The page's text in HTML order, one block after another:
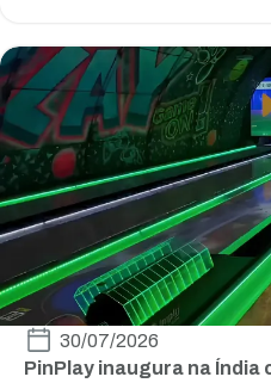
30/07/2026
PinPlay inaugura na Índia